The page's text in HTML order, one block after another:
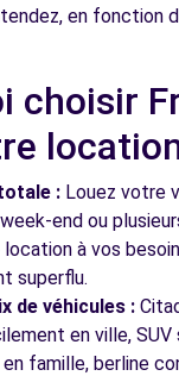
en fonction
choisir
: Louez votre
end ou
location à vos
superflu.
de véhicules :
en ville, SUV
famille, berline